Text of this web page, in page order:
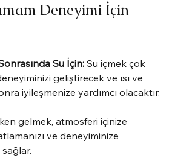
Deneyimi İçin
Su İçin: Su içmek çok
geliştirecek ve ısı ve
iyileşmenize yardımcı olacaktır.
gelmek, atmosferi içinize
ve deneyiminize
sağlar.